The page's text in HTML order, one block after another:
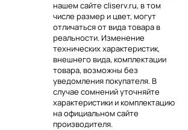
нашем сайте cliserv.ru, в том
числе размер и цвет, могут
отличаться от вида товара в
реальности. Изменение
технических характеристик,
внешнего вида, комплектации
товара, возможны без
уведомления покупателя. В
случае сомнений уточняйте
характеристики и комплектацию
на официальном сайте
производителя.